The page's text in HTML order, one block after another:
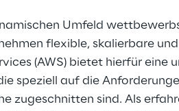
Umfeld
flexible, skalierbare
(AWS) bietet hierfür eine
speziell auf die
zugeschnitten sind. Als